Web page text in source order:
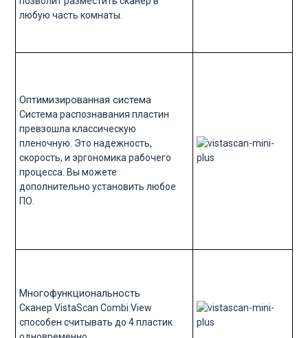
любую часть комнаты.
Оптимизированная система
Система распознавания пластин
превзошла классическую
пленочную. Это надежность,
скорость, и эргономика рабочего
процесса. Вы можете
дополнительно установить любое
ПО.
Многофункциональность
Сканер VistaScan Combi View
способен считывать до 4 пластик